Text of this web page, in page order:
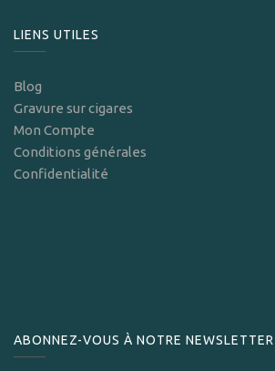
LIENS UTILES
Blog
Gravure sur cigares
Mon Compte
Conditions générales
Confidentialité
ABONNEZ-VOUS À NOTRE NEWSLETTER